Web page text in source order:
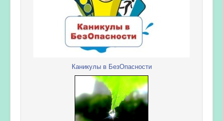
Каникулы в БезОпасности